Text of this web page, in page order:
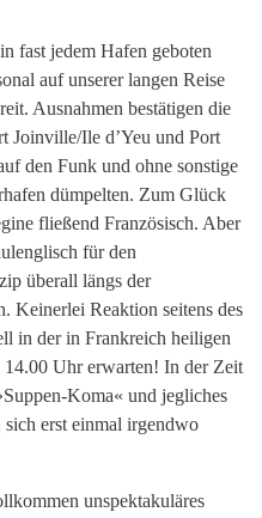
fast jedem Hafen geboten
auf unserer langen Reise
Ausnahmen bestätigen die
Joinville/Ile d’Yeu und Port
den Funk und ohne sonstige
dümpelten. Zum Glück
fließend Französisch. Aber
für den
überall längs der
Keinerlei Reaktion seitens des
in der in Frankreich heiligen
Uhr erwarten! In der Zeit
Koma« und jegliches
erst einmal irgendwo
unspektakuläres